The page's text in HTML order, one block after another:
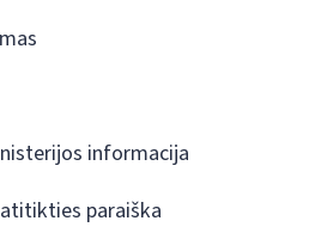
informacija
paraiška